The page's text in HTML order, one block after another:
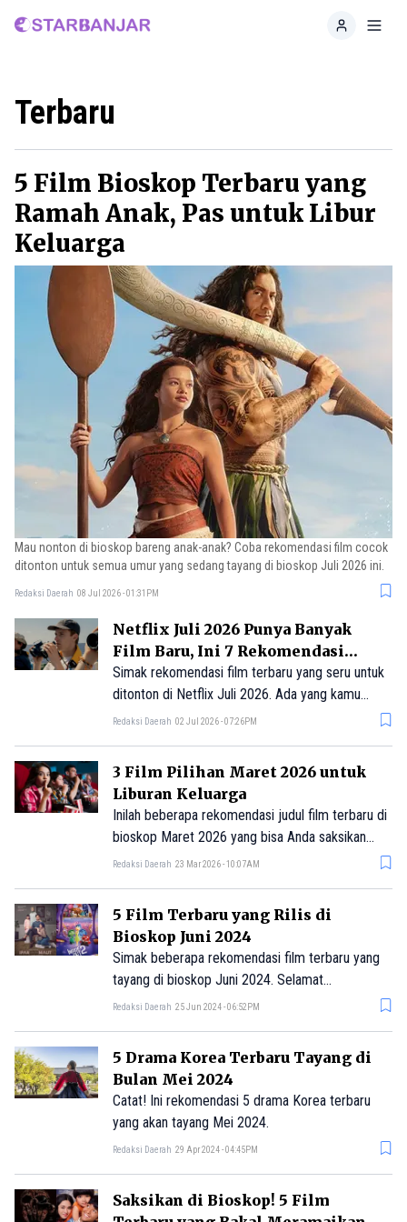
Home
Terbaru
5 Film Bioskop Terbaru yang
Ramah Anak, Pas untuk Libur
Keluarga
Mau nonton di bioskop bareng anak-anak? Coba rekomendasi film cocok
ditonton untuk semua umur yang sedang tayang di bioskop Juli 2026 ini.
Redaksi Daerah 08 Jul 2026 - 01:31PM
Netflix Juli 2026 Punya Banyak
Film Baru, Ini 7 Rekomendasi
Terbaiknya
Simak rekomendasi film terbaru yang seru untuk
ditonton di Netflix Juli 2026. Ada yang kamu
tunggu-tunggu?
Redaksi Daerah 02 Jul 2026 - 07:26PM
3 Film Pilihan Maret 2026 untuk
Liburan Keluarga
Inilah beberapa rekomendasi judul film terbaru di
bioskop Maret 2026 yang bisa Anda saksikan
bareng keluarga untuk isi waktu libur Lebaran.
Redaksi Daerah 23 Mar 2026 - 10:07AM
5 Film Terbaru yang Rilis di
Bioskop Juni 2024
Simak beberapa rekomendasi film terbaru yang
tayang di bioskop Juni 2024. Selamat
menyaksikan!
Redaksi Daerah 25 Jun 2024 - 06:52PM
5 Drama Korea Terbaru Tayang di
Bulan Mei 2024
Catat! Ini rekomendasi 5 drama Korea terbaru
yang akan tayang Mei 2024.
Redaksi Daerah 29 Apr 2024 - 04:45PM
Saksikan di Bioskop! 5 Film